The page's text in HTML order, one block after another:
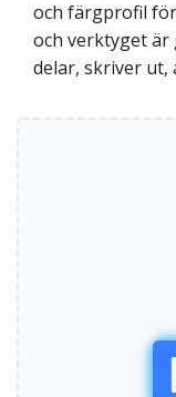
och färgprofil
och verktyget
delar, skriver ut,